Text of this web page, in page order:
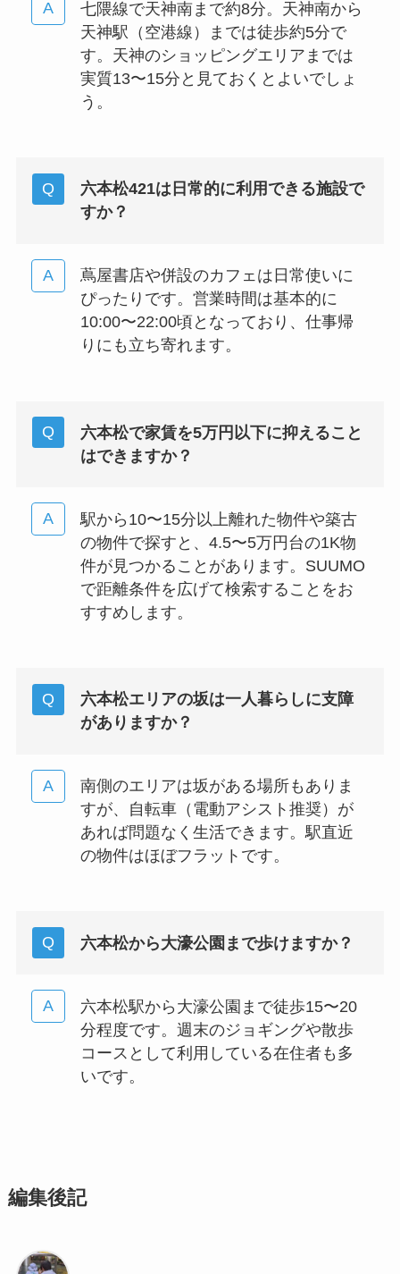
七隈線で天神南まで約8分。天神南から
天神駅（空港線）までは徒歩約5分で
す。天神のショッピングエリアまでは
実質13〜15分と見ておくとよいでしょ
う。
六本松421は日常的に利用できる施設で
すか？
蔦屋書店や併設のカフェは日常使いに
ぴったりです。営業時間は基本的に
10:00〜22:00頃となっており、仕事帰
りにも立ち寄れます。
六本松で家賃を5万円以下に抑えること
はできますか？
駅から10〜15分以上離れた物件や築古
の物件で探すと、4.5〜5万円台の1K物
件が見つかることがあります。SUUMO
で距離条件を広げて検索することをお
すすめします。
六本松エリアの坂は一人暮らしに支障
がありますか？
南側のエリアは坂がある場所もありま
すが、自転車（電動アシスト推奨）が
あれば問題なく生活できます。駅直近
の物件はほぼフラットです。
六本松から大濠公園まで歩けますか？
六本松駅から大濠公園まで徒歩15〜20
分程度です。週末のジョギングや散歩
コースとして利用している在住者も多
いです。
編集後記